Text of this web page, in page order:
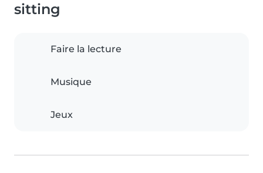
sitting
Faire la lecture
Musique
Jeux